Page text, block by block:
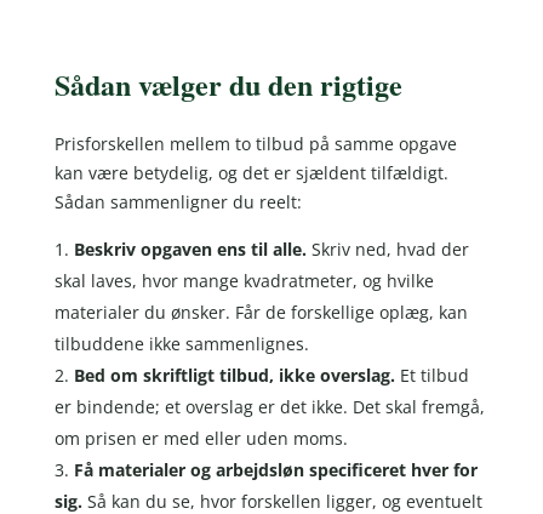
Sådan vælger du den rigtige
Prisforskellen mellem to tilbud på samme opgave
kan være betydelig, og det er sjældent tilfældigt.
Sådan sammenligner du reelt:
Beskriv opgaven ens til alle.Skriv ned, hvad der
skal laves, hvor mange kvadratmeter, og hvilke
materialer du ønsker. Får de forskellige oplæg, kan
tilbuddene ikke sammenlignes.
Bed om skriftligt tilbud, ikke overslag.Et tilbud
er bindende; et overslag er det ikke. Det skal fremgå,
om prisen er med eller uden moms.
Få materialer og arbejdsløn specificeret hver for
sig.Så kan du se, hvor forskellen ligger, og eventuelt